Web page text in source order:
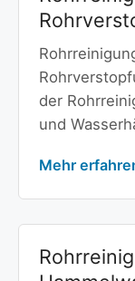
der
und
Mehr